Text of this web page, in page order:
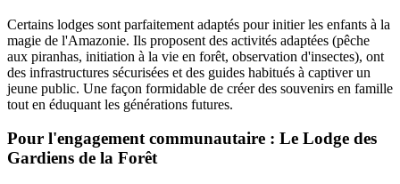
Certains lodges sont parfaitement adaptés pour initier les enfants à la
magie de l'Amazonie. Ils proposent des activités adaptées (pêche
aux piranhas, initiation à la vie en forêt, observation d'insectes), ont
des infrastructures sécurisées et des guides habitués à captiver un
jeune public. Une façon formidable de créer des souvenirs en famille
tout en éduquant les générations futures.
Pour l'engagement communautaire : Le Lodge des
Gardiens de la Forêt